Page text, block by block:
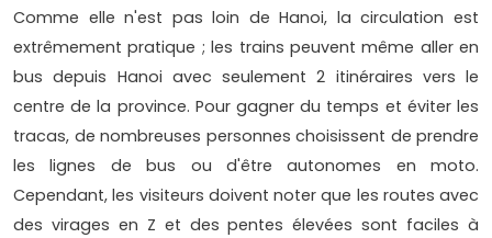
Comme elle n'est pas loin de Hanoi, la circulation est
extrêmement pratique ; les trains peuvent même aller en
bus depuis Hanoi avec seulement 2 itinéraires vers le
centre de la province. Pour gagner du temps et éviter les
tracas, de nombreuses personnes choisissent de prendre
les lignes de bus ou d'être autonomes en moto.
Cependant, les visiteurs doivent noter que les routes avec
des virages en Z et des pentes élevées sont faciles à